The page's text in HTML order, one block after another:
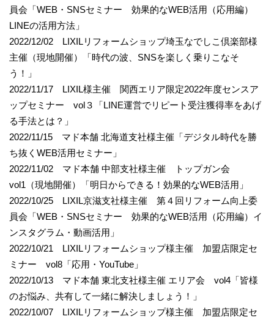
員会「WEB・SNSセミナー 効果的なWEB活用（応用編）
LINEの活用方法」
2022/12/02 LIXILリフォームショップ埼玉なでしこ倶楽部様
主催（現地開催）「時代の波、SNSを楽しく乗りこなそ
う！」
2022/11/17 LIXIL様主催 関西エリア限定2022年度センスア
ップセミナー vol３「LINE運営でリピート受注獲得率をあげ
る手法とは？」
2022/11/15 マド本舗 北海道支社様主催「デジタル時代を勝
ち抜くWEB活用セミナー」
2022/11/02 マド本舗 中部支社様主催 トップガン会
vol1（現地開催）「明日からできる！効果的なWEB活用」
2022/10/25 LIXIL京滋支社様主催 第４回リフォーム向上委
員会「WEB・SNSセミナー 効果的なWEB活用（応用編）イ
ンスタグラム・動画活用」
2022/10/21 LIXILリフォームショップ様主催 加盟店限定セ
ミナー vol8「応用・YouTube」
2022/10/13 マド本舗 東北支社様主催 エリア会 vol4「皆様
のお悩み、共有して一緒に解決しましょう！」
2022/10/07 LIXILリフォームショップ様主催 加盟店限定セ